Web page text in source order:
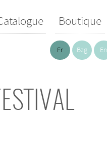
Boutique
Fr Bzg En